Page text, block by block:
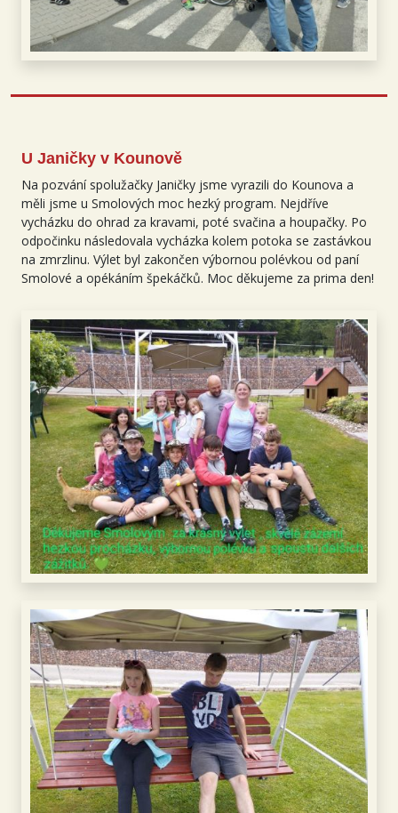
U Janičky v Kounově
Na pozvání spolužačky Janičky jsme vyrazili do Kounova a
měli jsme u Smolových moc hezký program. Nejdříve
vycházku do ohrad za kravami, poté svačina a houpačky. Po
odpočinku následovala vycházka kolem potoka se zastávkou
na zmrzlinu. Výlet byl zakončen výbornou polévkou od paní
Smolové a opékáním špekáčků. Moc děkujeme za prima den!